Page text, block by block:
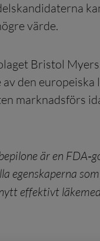
värde.
Bristol
den
är en
egenskaperna
effektivt